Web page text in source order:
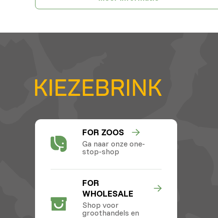
FOR ZOOS
Ga naar onze one-
stop-shop
FOR
WHOLESALE
Shop voor
groothandels en